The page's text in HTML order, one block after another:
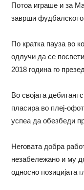
Потоа играше и за
заврши
По кратка пауза во
одлучи да се
2018 година го
Во својата
пласира во плеј-
успеа да обезбеди
Неговата добра
незабележано и му
односно позицијата